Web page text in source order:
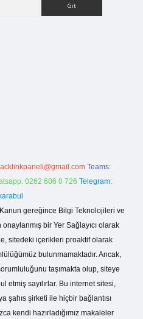
Teams:
0262 606 0 726 Telegram:
gereğince Bilgi Teknolojileri ve
bir Yer Sağlayıcı olarak
sitedeki içerikleri proaktif olarak
bulunmamaktadır. Ancak,
taşımakta olup, siteye
etmiş sayılırlar. Bu internet sitesi,
şahıs şirketi ile hiçbir bağlantısı
kendi hazırladığımız makaleler